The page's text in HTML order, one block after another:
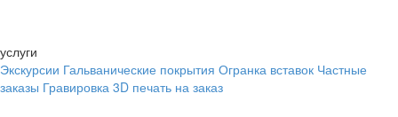
услуги
Экскурсии Гальванические покрытия Огранка вставок Частные
заказы Гравировка 3D печать на заказ